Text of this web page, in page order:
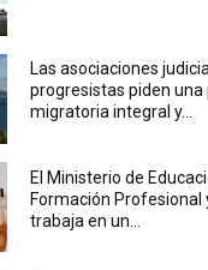
Las asociaciones
progresistas piden una
migratoria integral y...
El Ministerio de
Formación Profesional
trabaja en un...